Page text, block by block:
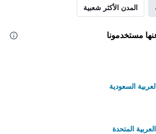
المدن الأكثر شعبية
مستخدمونا
السعودية
المتحدة